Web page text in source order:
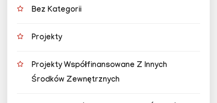
Bez Kategorii
Projekty
Projekty Współfinansowane Z Innych
Środków Zewnętrznych